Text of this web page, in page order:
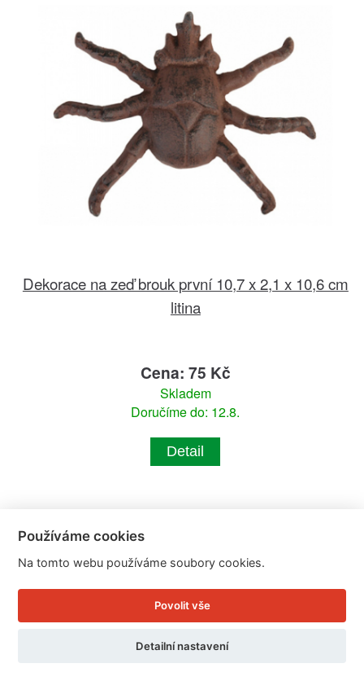
Dekorace na zeď brouk první 10,7 x 2,1 x 10,6 cm
litina
Cena: 75 Kč
Skladem
Doručíme do: 12.8.
Detail
Používáme cookies
Na tomto webu používáme soubory cookies.
Povolit vše
Detailní nastavení